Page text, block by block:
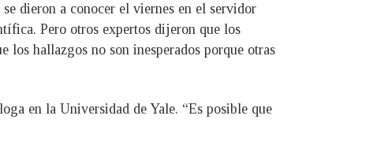
dieron a conocer el viernes en el servidor
Pero otros expertos dijeron que los
los hallazgos no son inesperados porque otras
en la Universidad de Yale. “Es posible que